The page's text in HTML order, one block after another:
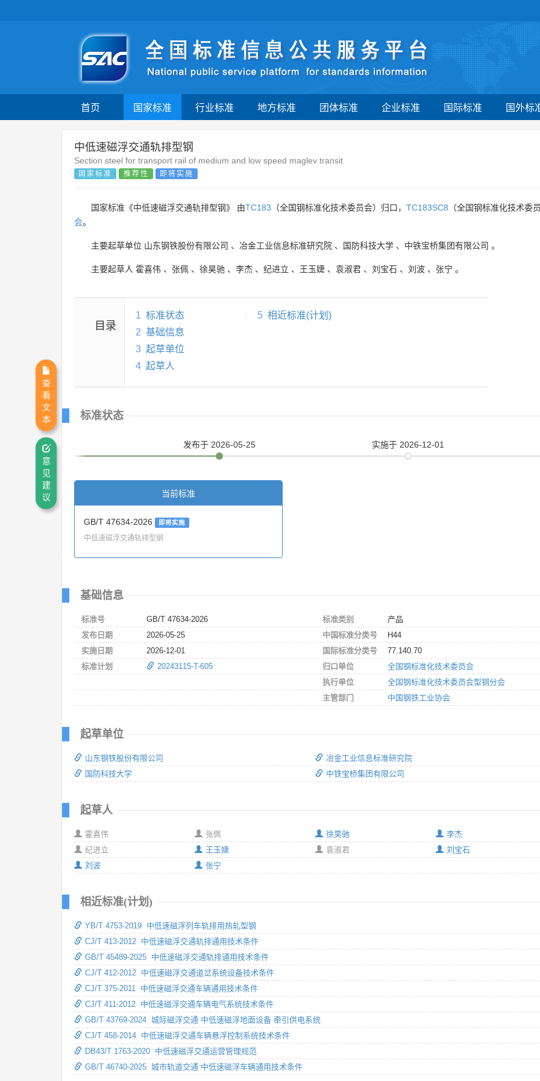
首页 国家标准 行业标准 地方标准 团体标准 企业标准 国际标准 国外标
中低速磁浮交通轨排型钢
Section steel for transport rail of medium and low speed maglev transit
国家标准 推荐性 即将实施
国家标准《中低速磁浮交通轨排型钢》 由TC183 （全国钢标准化技术委员会）归口， TC183SC8 （全国钢标准化技术委
会。
主要起草单位 山东钢铁股份有限公司 、 冶金工业信息标准研究院 、 国防科技大学 、 中铁宝桥集团有限公司 。
主要起草人 霍喜伟 、 张佩 、 徐昊驰 、 李杰 、 纪进立 、 王玉婕 、 袁淑君 、 刘宝石 、 刘波 、 张宁 。
目录
1 标准状态
2 基础信息
3 起草单位
4 起草人
5 相近标准(计划)
标准状态
发布于 2026-05-25 实施于 2026-12-01
当前标准
GB/T 47634-2026 即将实施
中低速磁浮交通轨排型钢
基础信息
标准号
GB/T 47634-2026
发布日期
2026-05-25
实施日期
2026-12-01
标准计划
20243115-T-605
标准类别
产品
中国标准分类号
H44
国际标准分类号
77.140.70
归口单位
全国钢标准化技术委员会
执行单位
全国钢标准化技术委员会型钢分会
主管部门
中国钢铁工业协会
起草单位
山东钢铁股份有限公司
国防科技大学
冶金工业信息标准研究院
中铁宝桥集团有限公司
起草人
霍喜伟
张佩
纪进立
王玉婕
刘波
张宁
徐昊驰
李杰
袁淑君
刘宝石
相近标准(计划)
YB/T 4753-2019 中低速磁浮列车轨排用热轧型钢
CJ/T 413-2012 中低速磁浮交通轨排通用技术条件
GB/T 45489-2025 中低速磁浮交通轨排通用技术条件
CJ/T 412-2012 中低速磁浮交通道岔系统设备技术条件
CJ/T 375-2011 中低速磁浮交通车辆通用技术条件
CJ/T 411-2012 中低速磁浮交通车辆电气系统技术条件
GB/T 43769-2024 城际磁浮交通 中低速磁浮地面设备 牵引供电系统
CJ/T 458-2014 中低速磁浮交通车辆悬浮控制系统技术条件
DB43/T 1763-2020 中低速磁浮交通运营管理规范
GB/T 46740-2025 城市轨道交通 中低速磁浮车辆通用技术条件
查
看
文
本
意
见
建
议